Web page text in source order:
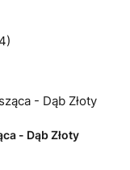
- Dąb Złoty